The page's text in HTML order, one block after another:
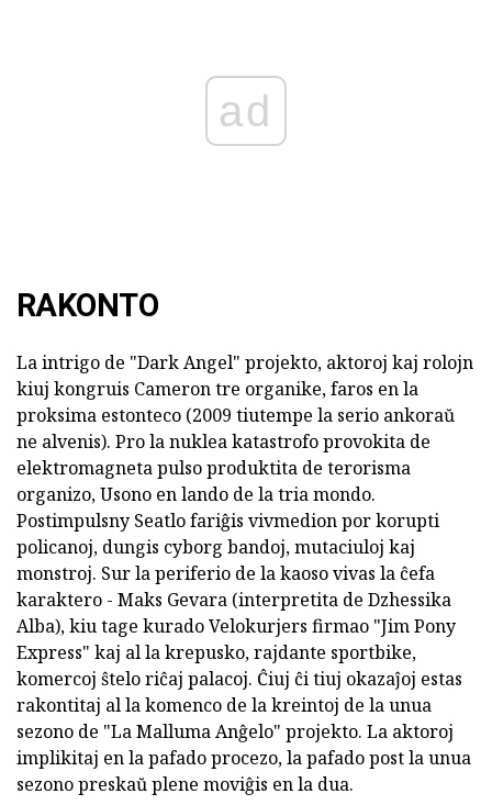
ad
RAKONTO
La intrigo de "Dark Angel" projekto, aktoroj kaj rolojn
kiuj kongruis Cameron tre organike, faros en la
proksima estonteco (2009 tiutempe la serio ankoraŭ
ne alvenis). Pro la nuklea katastrofo provokita de
elektromagneta pulso produktita de terorisma
organizo, Usono en lando de la tria mondo.
Postimpulsny Seatlo fariĝis vivmedion por korupti
policanoj, dungis cyborg bandoj, mutaciuloj kaj
monstroj. Sur la periferio de la kaoso vivas la ĉefa
karaktero - Maks Gevara (interpretita de Dzhessika
Alba), kiu tage kurado Velokurjers firmao "Jim Pony
Express" kaj al la krepusko, rajdante sportbike,
komercoj ŝtelo riĉaj palacoj. Ĉiuj ĉi tiuj okazaĵoj estas
rakontitaj al la komenco de la kreintoj de la unua
sezono de "La Malluma Anĝelo" projekto. La aktoroj
implikitaj en la pafado procezo, la pafado post la unua
sezono preskaŭ plene moviĝis en la dua.